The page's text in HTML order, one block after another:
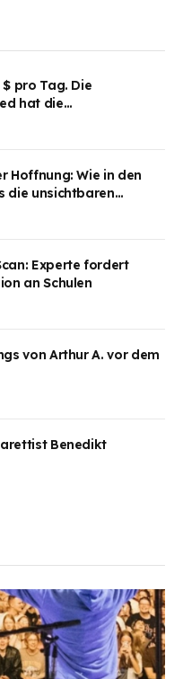
$ pro Tag. Die
hat die
Marktes erregt.
Hoffnung: Wie in den
die unsichtbaren
Experte fordert
an Schulen
von Arthur A. vor dem
Benedikt